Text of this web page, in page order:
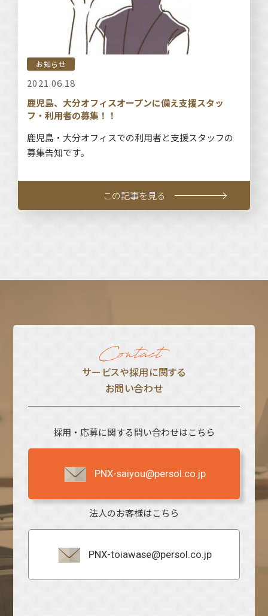
お知らせ
2021.06.18
鹿児島、大分オフィスオープンに備え支援スタッ
フ・利用者の募集！！
鹿児島・大分オフィスでの利用者と支援スタッフの
募集告知です。
この記事を見る
サービスや採⽤に関する
お問い合わせ
採用・応募に関する問い合わせはこちら
PNX-saiyou@persol.co.jp
法人のお客様はこちら
PNX-toiawase@persol.co.jp